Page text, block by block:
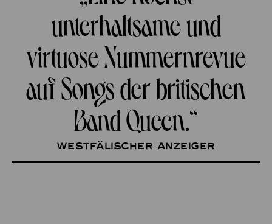
unterhaltsame und
virtuose Nummernrevue
auf Songs der britischen
Band Queen.“
Westfälischer Anzeiger